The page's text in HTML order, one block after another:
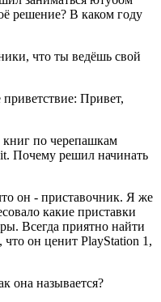
решение? В каком году
что ты ведёшь свой
приветствие: Привет,
книг по черепашкам
Почему решил начинать
он - приставочник. Я же
какие приставки
Всегда приятно найти
он ценит PlayStation 1,
она называется?